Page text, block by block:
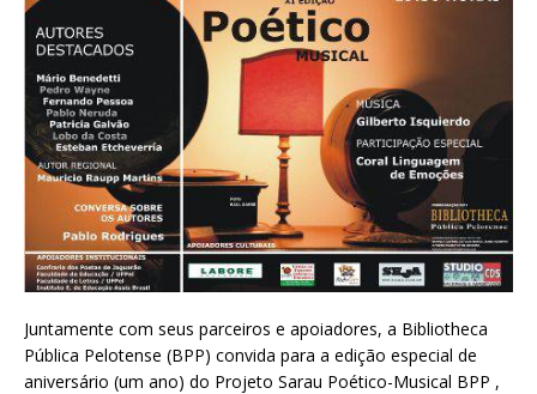
Juntamente com seus parceiros e apoiadores, a Bibliotheca
Pública Pelotense (BPP) convida para a edição especial de
aniversário (um ano) do Projeto Sarau Poético-Musical BPP ,